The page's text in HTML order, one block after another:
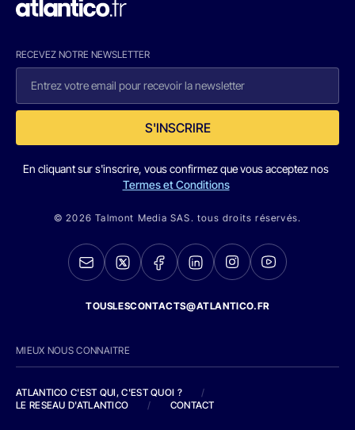
RECEVEZ NOTRE NEWSLETTER
S'INSCRIRE
En cliquant sur s'inscrire, vous confirmez que vous acceptez nos
Termes et Conditions
© 2026 Talmont Media SAS. tous droits réservés.
TOUSLESCONTACTS@ATLANTICO.FR
MIEUX NOUS CONNAITRE
ATLANTICO C'EST QUI, C'EST QUOI ?
/
LE RESEAU D'ATLANTICO
/ CONTACT